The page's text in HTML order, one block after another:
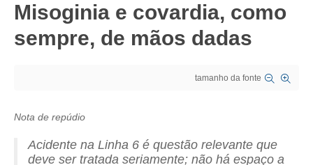
SUBSEDES SINDICAIS
CRESCE BRASIL
CONSELHO TECNOLÓGICO
Misoginia e covardia, como
sempre, de mãos dadas
tamanho da fonte
Nota de repúdio
Acidente na Linha 6 é questão relevante que
deve ser tratada seriamente; não há espaço a